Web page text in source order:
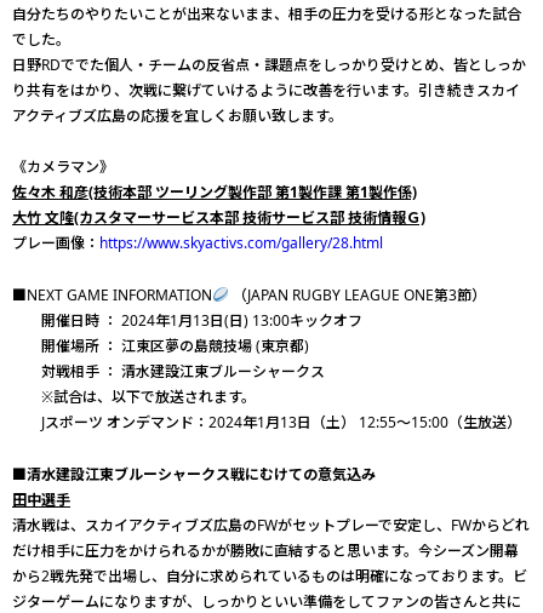
自分たちのやりたいことが出来ないまま、相手の圧力を受ける形となった試合
でした。
日野RDででた個人・チームの反省点・課題点をしっかり受けとめ、皆としっか
り共有をはかり、次戦に繋げていけるように改善を行います。引き続きスカイ
アクティブズ広島の応援を宜しくお願い致します。
《カメラマン》
佐々木 和彦(技術本部 ツーリング製作部 第1製作課 第1製作係)
大竹 文隆(カスタマーサービス本部 技術サービス部 技術情報Ｇ)
プレー画像： https://www.skyactivs.com/gallery/28.html
■NEXT GAME INFORMATION
（JAPAN RUGBY LEAGUE ONE第3節）
開催日時 ： 2024年1月13日(日) 13:00キックオフ
開催場所 ： 江東区夢の島競技場 (東京都)
対戦相手 ： 清水建設江東ブルーシャークス
※試合は、以下で放送されます。
Jスポーツ オンデマンド：2024年1月13日（土） 12:55～15:00（生放送）
■清水建設江東ブルーシャークス戦にむけての意気込み
田中選手
清水戦は、スカイアクティブズ広島のFWがセットプレーで安定し、FWからどれ
だけ相手に圧力をかけられるかが勝敗に直結すると思います。今シーズン開幕
から2戦先発で出場し、自分に求められているものは明確になっております。ビ
ジターゲームになりますが、しっかりといい準備をしてファンの皆さんと共に